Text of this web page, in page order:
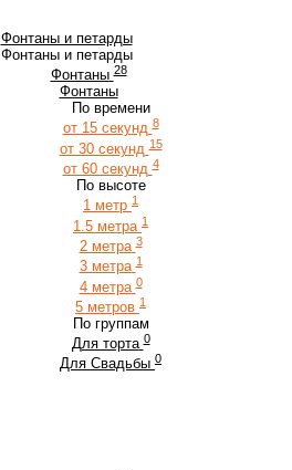
Фонтаны и петарды
Фонтаны и петарды
Фонтаны 28
Фонтаны
По времени
от 15 секунд 8
от 30 секунд 15
от 60 секунд 4
По высоте
1 метр 1
1.5 метра 1
2 метра 3
3 метра 1
4 метра 0
5 метров 1
По группам
Для торта 0
Для Свадьбы 0